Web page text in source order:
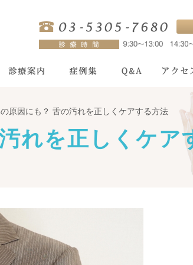
原因にも？ 舌の汚れを正しくケアする方法
れを正しくケア